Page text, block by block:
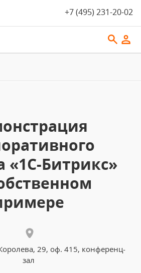
+7 (495) 231-20-02
«1C-Битрикс»
29, оф. 415, конференц-
зал